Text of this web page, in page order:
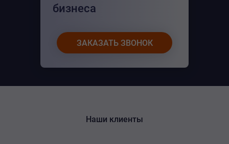
бизнеса
ЗАКАЗАТЬ ЗВОНОК
Наши клиенты